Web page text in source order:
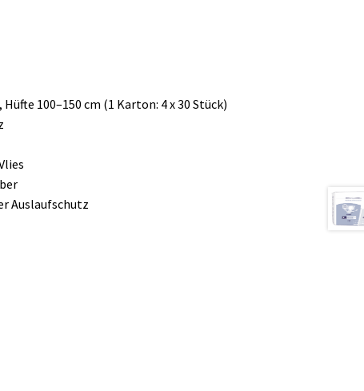
100–150 cm (1 Karton: 4 x 30 Stück)
Auslaufschutz